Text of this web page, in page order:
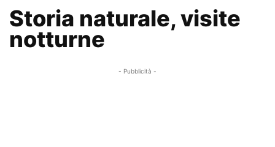
Storia naturale, visite
notturne
- Pubblicità -